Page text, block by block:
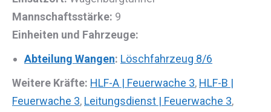
Mannschaftsstärke: 9
Einheiten und Fahrzeuge:
Abteilung Wangen: Löschfahrzeug 8/6
Weitere Kräfte: HLF-A | Feuerwache 3, HLF-B |
Feuerwache 3, Leitungsdienst | Feuerwache 3,